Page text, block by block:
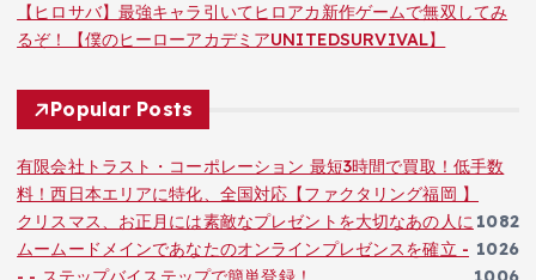
【ヒロサバ】最強キャラ引いてヒロアカ新作ゲームで無双してみ
るぞ！【僕のヒーローアカデミアUNITEDSURVIVAL】
Popular Posts
有限会社トラスト・コーポレーション 最短3時間で買取！低手数
料！西日本エリアに特化、全国対応【ファクタリング福岡 】
1082
クリスマス、お正月には素敵なプレゼントを大切なあの人に
1026
ムームードメインであなたのオンラインプレゼンスを確立 -